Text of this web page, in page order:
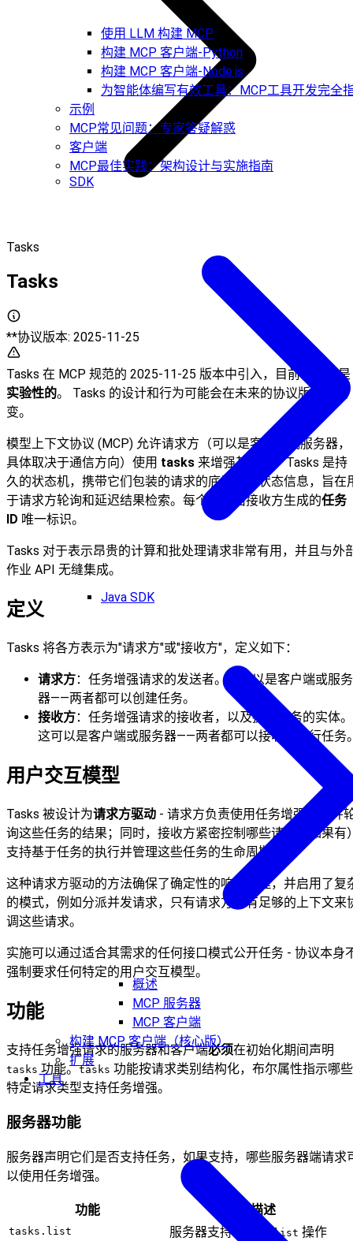
使用 LLM 构建 MCP
构建 MCP 客户端-Python
构建 MCP 客户端-Node.js
为智能体编写有效工具：MCP工具开发完全
示例
MCP常见问题：专家答疑解惑
客户端
MCP最佳实践：架构设计与实施指南
SDK
Java SDK
概述
MCP 服务器
MCP 客户端
构建 MCP 客户端（核心版）
扩展
工具
Tasks
Tasks
**协议版本: 2025-11-25
Tasks 在 MCP 规范的 2025-11-25 版本中引入，目前被认为是
实验性的。 Tasks 的设计和行为可能会在未来的协议版本中演
变。
模型上下文协议 (MCP) 允许请求方（可以是客户端或服务器，
具体取决于通信方向）使用 tasks 来增强其请求。Tasks 是持
久的状态机，携带它们包装的请求的底层执行状态信息，旨在
于请求方轮询和延迟结果检索。每个任务由接收方生成的任务
ID 唯一标识。
Tasks 对于表示昂贵的计算和批处理请求非常有用，并且与外
作业 API 无缝集成。
定义
Tasks 将各方表示为"请求方"或"接收方"，定义如下：
请求方：任务增强请求的发送者。这可以是客户端或服务
器——两者都可以创建任务。
接收方：任务增强请求的接收者，以及执行任务的实体。
这可以是客户端或服务器——两者都可以接收和执行任务
用户交互模型
Tasks 被设计为请求方驱动 - 请求方负责使用任务增强请求并
询这些任务的结果；同时，接收方紧密控制哪些请求（如果有
支持基于任务的执行并管理这些任务的生命周期。
这种请求方驱动的方法确保了确定性的响应处理，并启用了复
的模式，例如分派并发请求，只有请求方才有足够的上下文来
调这些请求。
实施可以通过适合其需求的任何接口模式公开任务 - 协议本身
强制要求任何特定的用户交互模型。
功能
支持任务增强请求的服务器和客户端必须在初始化期间声明
tasks 功能。tasks 功能按请求类别结构化，布尔属性指示哪些
特定请求类型支持任务增强。
服务器功能
服务器声明它们是否支持任务，如果支持，哪些服务器端请求
以使用任务增强。
功能 描述
tasks.list 服务器支持 tasks/list 操作